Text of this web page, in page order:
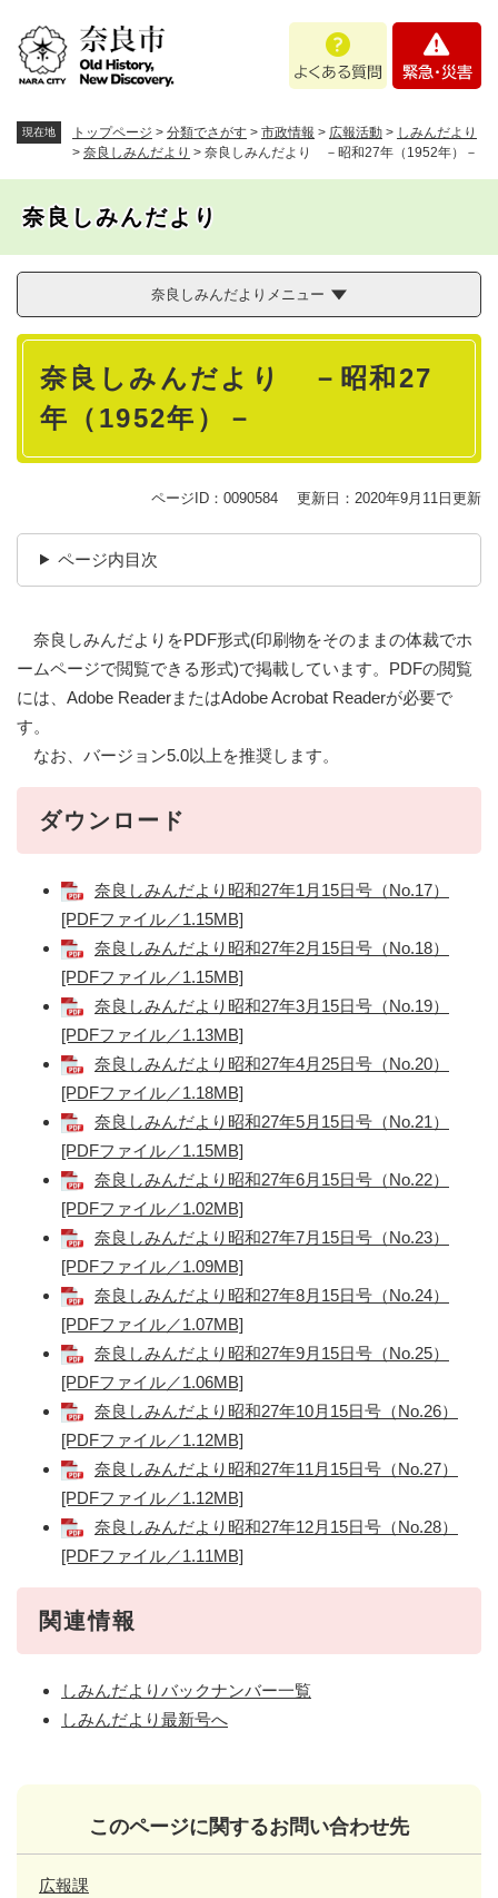
あ
問
・
現在地 トップページ > 分類でさがす > 市政情報 > 広報活動 > しみんだより
> 奈良しみんだより > 奈良しみんだより －昭和27年（1952年）－
奈良しみんだより
奈良しみんだよりメニュー
本
奈良しみんだより －昭和27
年（1952年）－
ページID：0090584 更新日：2020年9月11日更新
ページ内目次
奈良しみんだよりをPDF形式(印刷物をそのままの体裁でホ
ームページで閲覧できる形式)で掲載しています。PDFの閲覧
には、Adobe ReaderまたはAdobe Acrobat Readerが必要で
す。
なお、バージョン5.0以上を推奨します。
ダウンロード
奈良しみんだより昭和27年1月15日号（No.17）
[PDFファイル／1.15MB]
奈良しみんだより昭和27年2月15日号（No.18）
[PDFファイル／1.15MB]
奈良しみんだより昭和27年3月15日号（No.19）
[PDFファイル／1.13MB]
奈良しみんだより昭和27年4月25日号（No.20）
[PDFファイル／1.18MB]
奈良しみんだより昭和27年5月15日号（No.21）
[PDFファイル／1.15MB]
奈良しみんだより昭和27年6月15日号（No.22）
[PDFファイル／1.02MB]
奈良しみんだより昭和27年7月15日号（No.23）
[PDFファイル／1.09MB]
奈良しみんだより昭和27年8月15日号（No.24）
[PDFファイル／1.07MB]
奈良しみんだより昭和27年9月15日号（No.25）
[PDFファイル／1.06MB]
奈良しみんだより昭和27年10月15日号（No.26）
[PDFファイル／1.12MB]
奈良しみんだより昭和27年11月15日号（No.27）
[PDFファイル／1.12MB]
奈良しみんだより昭和27年12月15日号（No.28）
[PDFファイル／1.11MB]
関連情報
しみんだよりバックナンバー一覧
しみんだより最新号へ
このページに関するお問い合わせ先
広報課